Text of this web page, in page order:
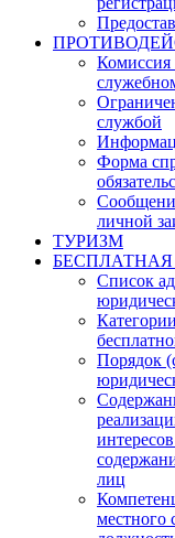
Комиссия
службой
Форма
личной
ТУРИЗМ
Список
Порядок
лиц
местного